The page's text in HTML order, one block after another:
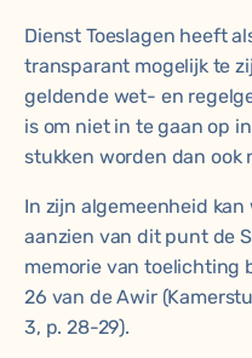
Dienst Toeslagen heeft
transparant mogelijk te
geldende wet- en
is om niet in te gaan op
stukken worden dan ook
In zijn algemeenheid
aanzien van dit punt de
memorie van toelichting
26 van de Awir
3, p. 28-29).